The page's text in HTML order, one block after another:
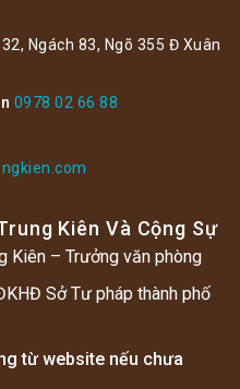
Ngách 83, Ngõ 355 Đ Xuân
0978 02 66 88
Kiên Và Cộng Sự
Kiên – Trưởng văn phòng
Sở Tư pháp thành phố
từ website nếu chưa